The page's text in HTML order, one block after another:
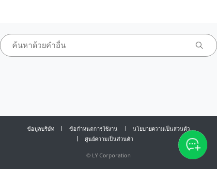
ข้อมูลบริษัท ข้อกำหนดการใช้งาน
นโยบายความเป็นส่วนตัว
ศูนย์ความเป็นส่วนตัว
© LY Corporation